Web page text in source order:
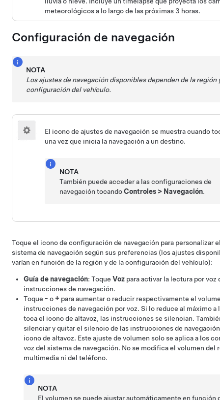
meteorológicos a lo largo de las próximas 3 horas.
Configuración de navegación
NOTA
Los ajustes de navegación disponibles dependen de la región
configuración del vehículo.
El icono de ajustes de navegación se muestra cuando
una vez que inicia la navegación a un destino.
NOTA
También puede acceder a las configuraciones de
navegación tocandoControles> Navegación.
Toque el icono de configuración de navegación para personalizar
sistema de navegación según sus preferencias (los ajustes
varían en función de la región y de la configuración del vehículo):
Guía de navegación: Toque Voz para activar la lectura por voz
instrucciones de navegación.
Toque - o + para aumentar o reducir respectivamente el
instrucciones de navegación por voz. Si lo reduce al máximo a
toca el icono de altavoz, las instrucciones se silencian.
silenciar y quitar el silencio de las instrucciones de
icono de altavoz. Este ajuste de volumen solo se aplica a los
voz del sistema de navegación. No se modifica el volumen del
multimedia ni del teléfono.
NOTA
El volumen se puede ajustar automáticamente en función